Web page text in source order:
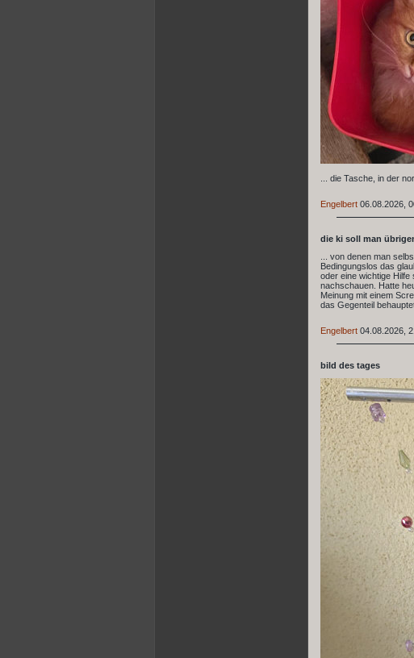
... die Tasche, in der
Engelbert 06.08.2026,
die ki soll man
... von denen man
Bedingungslos das
oder eine wichtige Hilfe
nachschauen. Hatte
Meinung mit einem
das Gegenteil
Engelbert 04.08.2026,
bild des tages